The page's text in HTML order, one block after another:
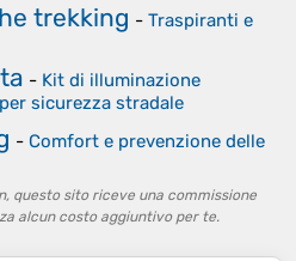
trekking - Traspiranti e
- Kit di illuminazione
sicurezza stradale
- Comfort e prevenzione delle
questo sito riceve una commissione
alcun costo aggiuntivo per te.